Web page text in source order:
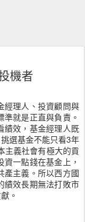
機者
經理人、投資顧問與
就是正直與負責。
績效，基金經理人既
選基金不能只看3年
主義社會有極大的貢
一點錢在基金上，
產主義。所以西方國
績效長期無法打敗市
。